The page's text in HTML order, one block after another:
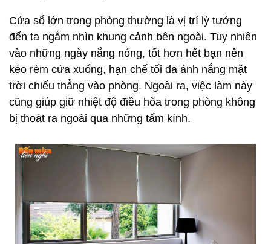
Cửa sổ lớn trong phòng thường là vị trí lý tưởng
đến ta ngắm nhìn khung cảnh bên ngoài. Tuy nhiên
vào những ngày nắng nóng, tốt hơn hết bạn nên
kéo rèm cửa xuống, hạn chế tối đa ánh nắng mặt
trời chiếu thẳng vào phòng. Ngoài ra, việc làm này
cũng giúp giữ nhiệt độ điều hòa trong phòng không
bị thoát ra ngoài qua những tấm kính.